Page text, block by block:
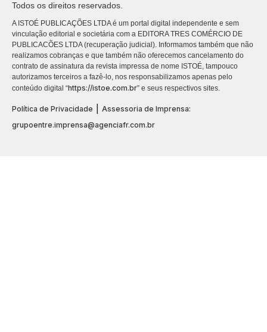
Todos os direitos reservados.
A ISTOÉ PUBLICAÇÕES LTDA é um portal digital independente e sem
vinculação editorial e societária com a EDITORA TRES COMÉRCIO DE
PUBLICACÕES LTDA (recuperação judicial). Informamos também que não
realizamos cobranças e que também não oferecemos cancelamento do
contrato de assinatura da revista impressa de nome ISTOÉ, tampouco
autorizamos terceiros a fazê-lo, nos responsabilizamos apenas pelo
conteúdo digital “https://istoe.com.br” e seus respectivos sites.
Política de Privacidade
Assessoria de Imprensa:
grupoentre.imprensa@agenciafr.com.br